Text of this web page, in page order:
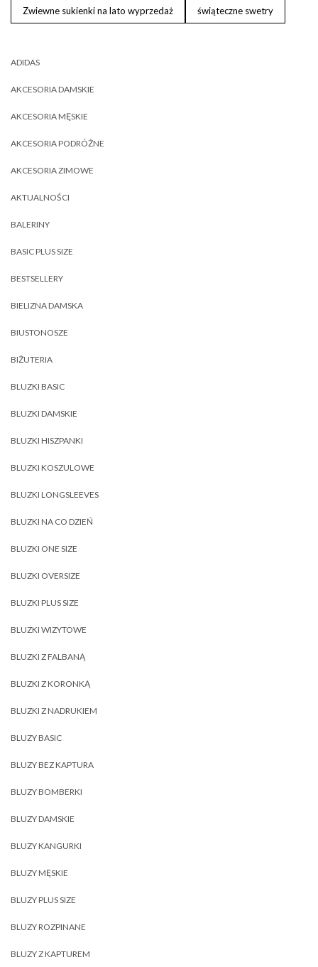
Zwiewne sukienki na lato wyprzedaż świąteczne swetry
ADIDAS
AKCESORIA DAMSKIE
AKCESORIA MĘSKIE
AKCESORIA PODRÓŻNE
AKCESORIA ZIMOWE
AKTUALNOŚCI
BALERINY
BASIC PLUS SIZE
BESTSELLERY
BIELIZNA DAMSKA
BIUSTONOSZE
BIŻUTERIA
BLUZKI BASIC
BLUZKI DAMSKIE
BLUZKI HISZPANKI
BLUZKI KOSZULOWE
BLUZKI LONGSLEEVES
BLUZKI NA CO DZIEŃ
BLUZKI ONE SIZE
BLUZKI OVERSIZE
BLUZKI PLUS SIZE
BLUZKI WIZYTOWE
BLUZKI Z FALBANĄ
BLUZKI Z KORONKĄ
BLUZKI Z NADRUKIEM
BLUZY BASIC
BLUZY BEZ KAPTURA
BLUZY BOMBERKI
BLUZY DAMSKIE
BLUZY KANGURKI
BLUZY MĘSKIE
BLUZY PLUS SIZE
BLUZY ROZPINANE
BLUZY Z KAPTUREM